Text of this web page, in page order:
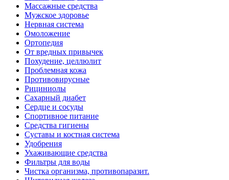
Массажные средства
Мужское здоровье
Нервная система
Омоложение
Ортопедия
От вредных привычек
Похудение, целлюлит
Проблемная кожа
Противовирусные
Рициниолы
Сахарный диабет
Сердце и сосуды
Спортивное питание
Средства гигиены
Суставы и костная система
Удобрения
Ухаживающие средства
Фильтры для воды
Чистка организма, противопаразит.